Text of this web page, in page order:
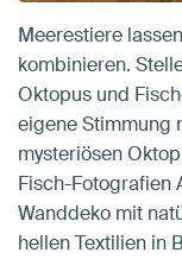
Meerestiere
kombinieren.
Oktopus und
eigene Stimmung
mysteriösen
Fisch-Fotografien
Wanddeko mit
hellen Textilien in